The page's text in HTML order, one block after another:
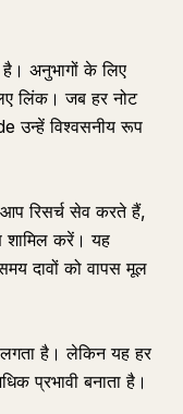
है। अनुभागों के लिए
लिंक। जब हर नोट
उन्हें विश्वसनीय रूप
रिसर्च सेव करते हैं,
शामिल करें। यह
दावों को वापस मूल
है। लेकिन यह हर
प्रभावी बनाता है।